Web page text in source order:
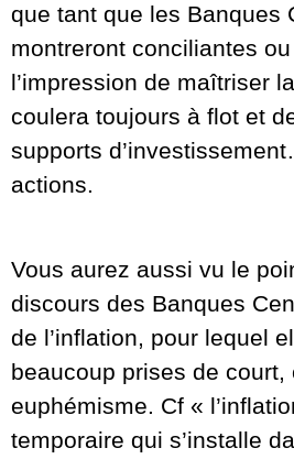
que tant que les Banques
montreront conciliantes
l’impression de maîtriser
coulera toujours à flot et
supports
actions.
Vous aurez aussi vu le
discours des Banques
de l’inflation, pour lequel
beaucoup prises de court,
euphémisme. Cf «
temporaire qui s’installe